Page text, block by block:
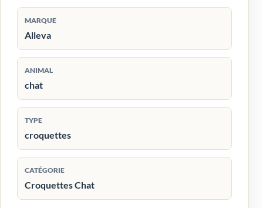
MARQUE
Alleva
ANIMAL
chat
TYPE
croquettes
CATÉGORIE
Croquettes Chat